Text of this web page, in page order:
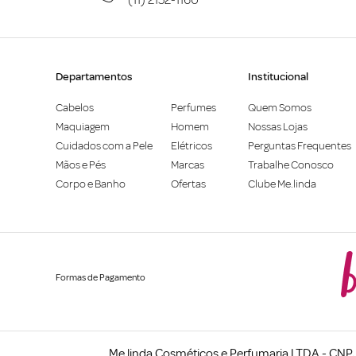
Departamentos
Cabelos
Maquiagem
Cuidados com a Pele
Mãos e Pés
Corpo e Banho
Perfumes
Homem
Elétricos
Marcas
Ofertas
Institucional
Quem Somos
Nossas Lojas
Perguntas Frequentes
Trabalhe Conosco
Clube Me.linda
Formas de Pagamento